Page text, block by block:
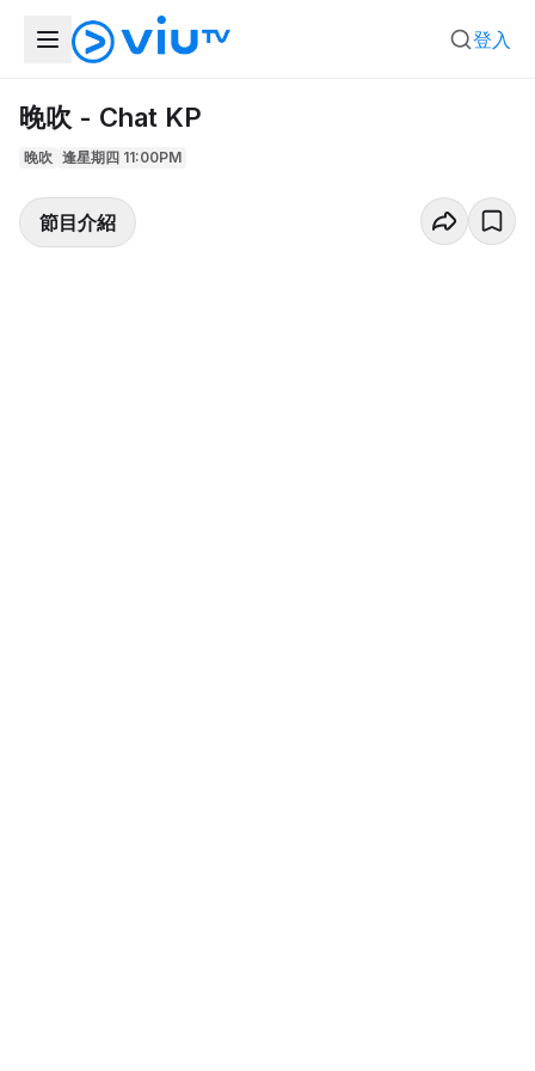
登入
晚吹 - Chat KP
晚吹 逢星期四 11:00PM
節目介紹